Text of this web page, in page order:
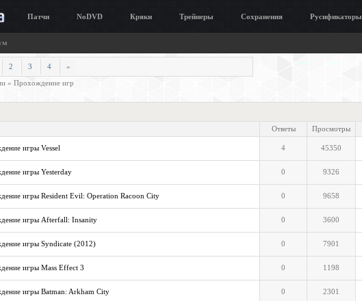
Патчи NoDVD Кряки Трейнеры Сохранения Русификаторы
2 3 4
»
» Прохождение игр
Ответы Просмотры
игры Vessel 4 45350
игры Yesterday 0 9326
игры Resident Evil: Operation Racoon City 0 9658
игры Afterfall: Insanity 0 3600
игры Syndicate (2012) 0 7901
игры Mass Effect 3 0 1198
игры Batman: Arkham City 0 2301